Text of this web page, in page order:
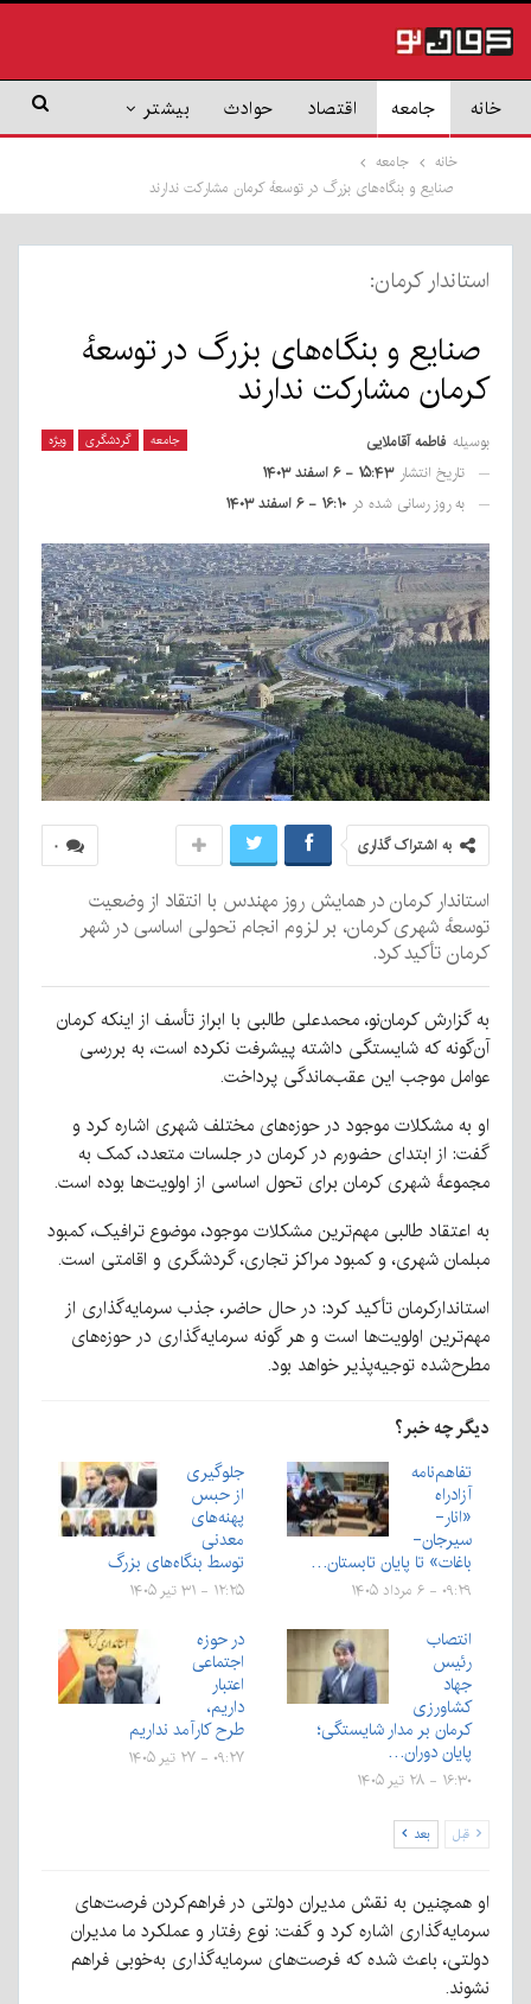
خانه جامعه اقتصاد حوادث بیشتر
خانه
جامعه
صنایع و بنگاه‌های بزرگ در توسعهٔ کرمان مشارکت ندارند
استاندار کرمان:
صنایع و بنگاه‌های بزرگ در توسعهٔ
کرمان مشارکت ندارند
جامعه گردشگری ویژه بوسیله فاطمه آقاملایی
تاریخ انتشار ۱۵:۴۳ - ۶ اسفند ۱۴۰۳
به روز رسانی شده در ۱۶:۱۰ - ۶ اسفند ۱۴۰۳
۰ به اشتراک گذاری
استاندار کرمان در همایش روز مهندس با انتقاد از وضعیت
توسعهٔ شهری کرمان، بر لزوم انجام تحولی اساسی در شهر
کرمان تأکید کرد.
به گزارش کرمان‌نو، محمدعلی طالبی با ابراز تأسف از اینکه کرمان
آن‌گونه که شایستگی داشته پیشرفت نکرده است، به بررسی
عوامل موجب این عقب‌ماندگی پرداخت.
او به مشکلات موجود در حوزه‌های مختلف شهری اشاره کرد و
گفت: از ابتدای حضورم در کرمان در جلسات متعدد، کمک به
مجموعهٔ شهری کرمان برای تحول اساسی از اولویت‌ها بوده است.
به اعتقاد طالبی مهم‌ترین مشکلات موجود، موضوع ترافیک، کمبود
مبلمان شهری، و کمبود مراکز تجاری، گردشگری و اقامتی است.
استاندارکرمان تأکید کرد: در حال حاضر، جذب سرمایه‌گذاری از
مهم‌ترین اولویت‌ها است و هر گونه سرمایه‌گذاری در حوزه‌های
مطرح‌شده توجیه‌پذیر خواهد بود.
دیگر چه خبر؟
تفاهم‌نامه
آزادراه
«انار-
سیرجان-
باغات» تا پایان تابستان…
۰۹:۲۹ - ۶ مرداد ۱۴۰۵
جلوگیری
از حبس
پهنه‌های
معدنی
توسط بنگاه‌های بزرگ
۱۲:۲۵ - ۳۱ تیر ۱۴۰۵
انتصاب
رئیس
جهاد
کشاورزی
کرمان بر مدار شایستگی؛
پایان دوران…
۱۶:۳۰ - ۲۸ تیر ۱۴۰۵
در حوزه
اجتماعی
اعتبار
داریم،
طرح کارآمد نداریم
۰۹:۲۷ - ۲۷ تیر ۱۴۰۵
قبل بعد
او همچنین به نقش مدیران دولتی در فراهم‌کردن فرصت‌های
سرمایه‌گذاری اشاره کرد و گفت: نوع رفتار و عملکرد ما مدیران
دولتی، باعث شده که فرصت‌های سرمایه‌گذاری به‌خوبی فراهم
نشوند.